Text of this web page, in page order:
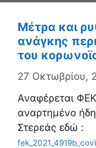
Μέτρα και
ανάγκης
του
27 Οκτωβρίου,
Αναφέρεται
αναρτημένο
Στερεάς εδώ :